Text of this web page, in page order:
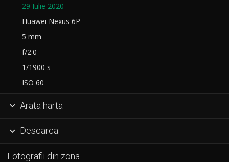
29 Iulie 2020
Huawei Nexus 6P
5 mm
f/2.0
1/1900 s
ISO 60
 Arata harta
 Descarca
Fotografii din zona